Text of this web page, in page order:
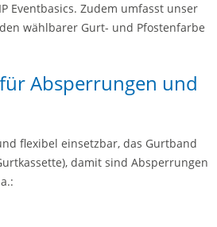
Eventbasics. Zudem umfasst unser
wählbarer Gurt- und Pfostenfarbe
Absperrungen und
flexibel einsetzbar, das Gurtband
damit sind Absperrungen